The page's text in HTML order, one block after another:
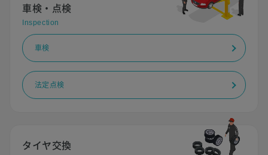
車検・点検
Inspection
車検
法定点検
タイヤ交換